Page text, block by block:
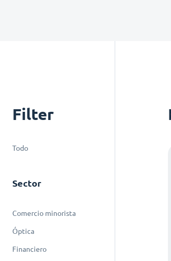
Filter
Todo
Sector
Comercio minorista
Óptica
Financiero